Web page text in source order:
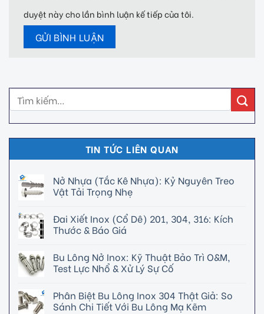
duyệt này cho lần bình luận kế tiếp của tôi.
TIN TỨC LIÊN QUAN
Nở Nhựa (Tắc Kê Nhựa): Kỷ Nguyên Treo
Vật Tải Trọng Nhẹ
Đai Xiết Inox (Cổ Dê) 201, 304, 316: Kích
Thước & Báo Giá
Bu Lông Nở Inox: Kỹ Thuật Bảo Trì O&M,
Test Lực Nhổ & Xử Lý Sự Cố
Phân Biệt Bu Lông Inox 304 Thật Giả: So
Sánh Chi Tiết Với Bu Lông Mạ Kẽm